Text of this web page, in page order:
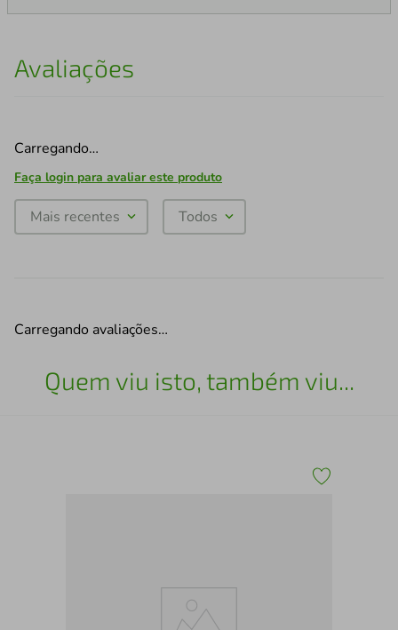
Avaliações
Carregando…
Faça login para avaliar este produto
Mais recentes Todos
Carregando avaliações…
Quem viu isto, também viu...